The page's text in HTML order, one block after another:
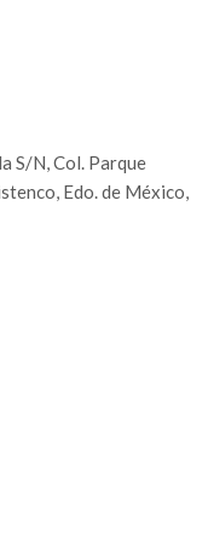
S/N, Col. Parque
Edo. de México,